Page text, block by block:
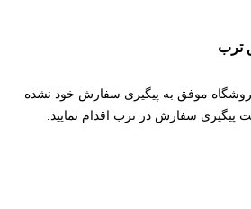
ترب
موفق به پیگیری سفارش خود نشده
پیگیری سفارش در ترب اقدام نمایید.